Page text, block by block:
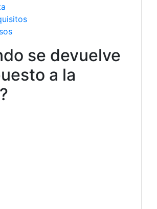
se devuelve
a la